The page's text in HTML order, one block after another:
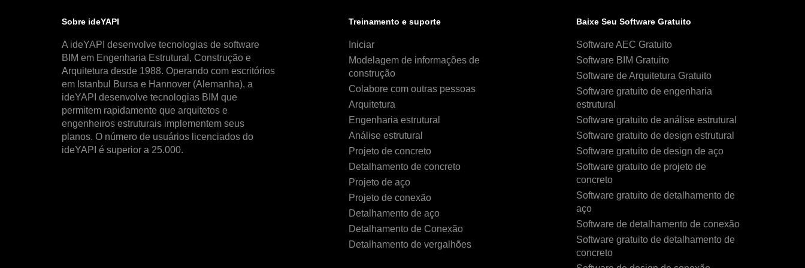
Sobre ideYAPI
A ideYAPI desenvolve tecnologias de software
BIM em Engenharia Estrutural, Construção e
Arquitetura desde 1988. Operando com escritórios
em Istanbul Bursa e Hannover (Alemanha), a
ideYAPI desenvolve tecnologias BIM que
permitem rapidamente que arquitetos e
engenheiros estruturais implementem seus
planos. O número de usuários licenciados do
ideYAPI é superior a 25.000.
Treinamento e suporte
Iniciar
Modelagem de informações de
construção
Colabore com outras pessoas
Arquitetura
Engenharia estrutural
Análise estrutural
Projeto de concreto
Detalhamento de concreto
Projeto de aço
Projeto de conexão
Detalhamento de aço
Detalhamento de Conexão
Detalhamento de vergalhões
Baixe Seu Software Gratuito
Software AEC Gratuito
Software BIM Gratuito
Software de Arquitetura Gratuito
Software gratuito de engenharia
estrutural
Software gratuito de análise estrutural
Software gratuito de design estrutural
Software gratuito de design de aço
Software gratuito de projeto de
concreto
Software gratuito de detalhamento de
aço
Software de detalhamento de conexão
Software gratuito de detalhamento de
concreto